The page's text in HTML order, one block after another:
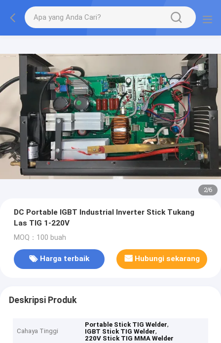
2/6
DC Portable IGBT Industrial Inverter Stick Tukang
Las TIG 1-220V
MOQ：100 buah
Harga terbaik Hubungi sekarang
Deskripsi Produk
Cahaya Tinggi
Portable Stick TIG Welder,
IGBT Stick TIG Welder,
220V Stick TIG MMA Welder